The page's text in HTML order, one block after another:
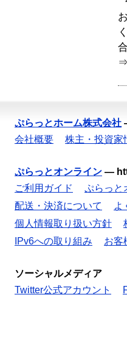
⇒
ぷらっとホーム株式会社
会社概要
株主・投資家
ぷらっとオンライン —
ご利用ガイド
ぷらっと
配送・決済について
よ
個人情報取り扱い方針
IPv6への取り組み
お客
ソーシャルメディア
Twitter公式アカウント